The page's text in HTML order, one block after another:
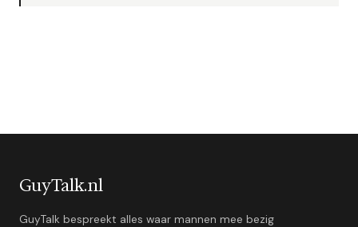
GuyTalk.nl
GuyTalk bespreekt alles waar mannen mee bezig